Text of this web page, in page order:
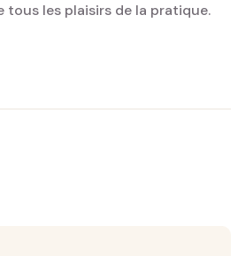
les plaisirs de la pratique.